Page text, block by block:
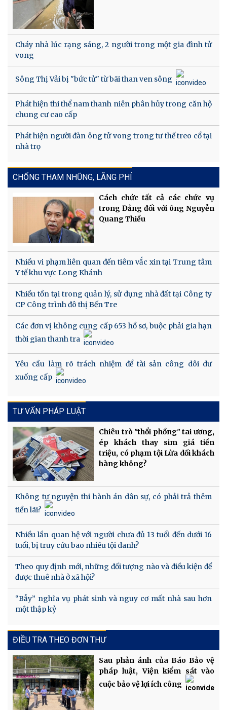
Cháy nhà lúc rạng sáng, 2 người trong một gia đình tử
vong
Sông Thị Vải bị "bức tử" từ bãi than ven sông
Phát hiện thi thể nam thanh niên phân hủy trong căn hộ
chung cư cao cấp
Phát hiện người đàn ông tử vong trong tư thế treo cổ tại
nhà trọ
CHỐNG THAM NHŨNG, LÃNG PHÍ
Cách chức tất cả các chức vụ
trong Đảng đối với ông Nguyễn
Quang Thiều
Nhiều vi phạm liên quan đến tiêm vắc xin tại Trung tâm
Y tế khu vực Long Khánh
Nhiều tồn tại trong quản lý, sử dụng nhà đất tại Công ty
CP Công trình đô thị Bến Tre
Các đơn vị không cung cấp 653 hồ sơ, buộc phải gia hạn
thời gian thanh tra
Yêu cầu làm rõ trách nhiệm để tài sản công dôi dư
xuống cấp
TƯ VẤN PHÁP LUẬT
Chiêu trò "thổi phồng" tai ương,
ép khách thay sim giá tiền
triệu, có phạm tội Lừa dối khách
hàng không?
Không tự nguyện thi hành án dân sự, có phải trả thêm
tiền lãi?
Nhiều lần quan hệ với người chưa đủ 13 tuổi đến dưới 16
tuổi, bị truy cứu bao nhiêu tội danh?
Theo quy định mới, những đối tượng nào và điều kiện để
được thuê nhà ở xã hội?
“Bẫy” nghĩa vụ phát sinh và nguy cơ mất nhà sau hơn
một thập kỷ
ĐIỀU TRA THEO ĐƠN THƯ
Sau phản ánh của Báo Bảo vệ
pháp luật, Viện kiểm sát vào
cuộc bảo vệ lợi ích công